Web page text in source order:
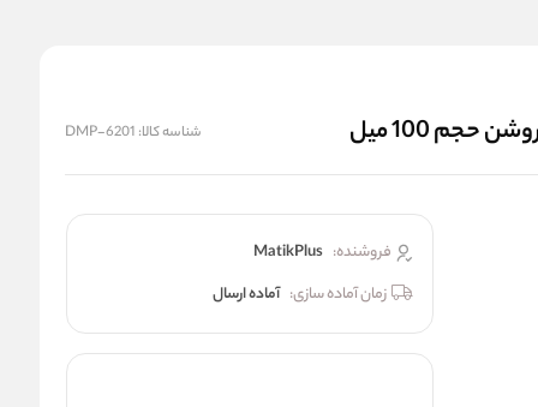
شناسه کالا: DMP-6201
فروشنده: MatikPlus
زمان آماده سازی: آماده ارسال